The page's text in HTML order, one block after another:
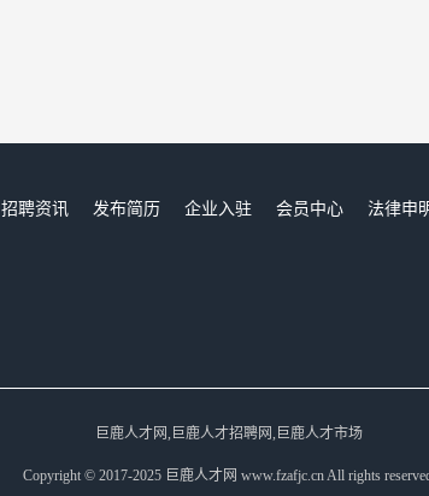
招聘资讯 发布简历 企业入驻 会员中心
法律申
巨鹿人才网,巨鹿人才招聘网,巨鹿人才市场
Copyright © 2017-2025 巨鹿人才网 www.fzafjc.cn All rights